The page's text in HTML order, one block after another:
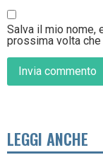
Salva il mio nome,
prossima volta che
LEGGI ANCHE